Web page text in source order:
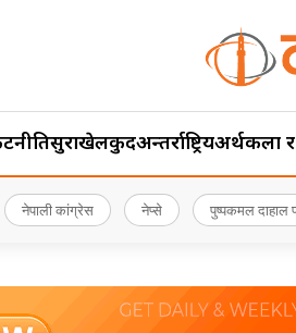
सुरक्षाखेलकुदअन्तर्राष्ट्रियअर्थकला
नेपाली कांग्रेस नेप्से पुष्पकमल दाहाल